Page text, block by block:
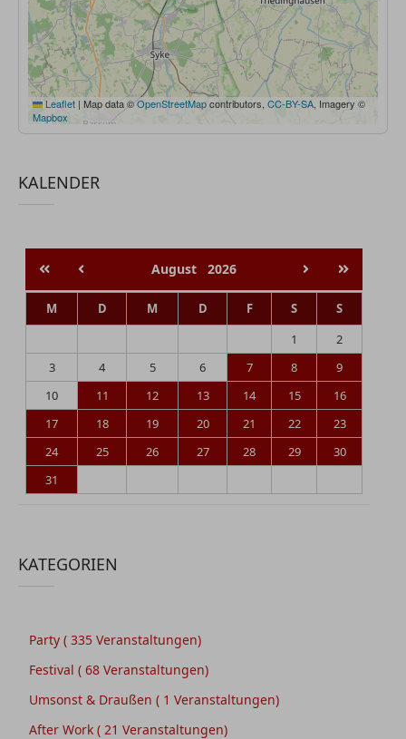
Leaflet | Map data ©OpenStreetMapcontributors, CC-BY-SA , Imagery ©
Mapbox
KALENDER
August 2026
M D M D F S
S
1
2
3
4 5 6 7 8
9
10
11 12 13 14 15
16
17
18 19 20 21 22
23
24
25 26 27 28 29
30
31
KATEGORIEN
Party ( 335 Veranstaltungen)
Festival ( 68 Veranstaltungen)
Umsonst & Draußen ( 1 Veranstaltungen)
After Work ( 21 Veranstaltungen)